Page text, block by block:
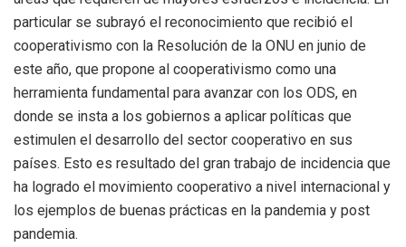
particular se subrayó el reconocimiento que recibió el
cooperativismo con la Resolución de la ONU en junio de
este año, que propone al cooperativismo como una
herramienta fundamental para avanzar con los ODS, en
donde se insta a los gobiernos a aplicar políticas que
estimulen el desarrollo del sector cooperativo en sus
países. Esto es resultado del gran trabajo de incidencia que
ha logrado el movimiento cooperativo a nivel internacional y
los ejemplos de buenas prácticas en la pandemia y post
pandemia.